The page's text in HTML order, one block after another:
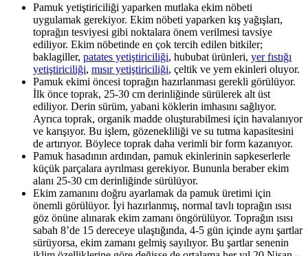
Pamuk yetiştiriciliği yaparken mutlaka ekim nöbeti
uygulamak gerekiyor. Ekim nöbeti yaparken kış yağışları,
toprağın tesviyesi gibi noktalara önem verilmesi tavsiye
ediliyor. Ekim nöbetinde en çok tercih edilen bitkiler;
baklagiller, patates yetiştiriciliği, hububat ürünleri, yer fıstığı
yetiştiriciliği, mısır yetiştiriciliği, çeltik ve yem ekinleri oluyor.
Pamuk ekimi öncesi toprağın hazırlanması gerekli görülüyor.
İlk önce toprak, 25-30 cm derinliğinde sürülerek alt üst
ediliyor. Derin sürüm, yabani köklerin imhasını sağlıyor.
Ayrıca toprak, organik madde oluşturabilmesi için havalanıyor
ve karışıyor. Bu işlem, gözenekliliği ve su tutma kapasitesini
de artırıyor. Böylece toprak daha verimli bir form kazanıyor.
Pamuk hasadının ardından, pamuk ekinlerinin sapkeserlerle
küçük parçalara ayrılması gerekiyor. Bununla beraber ekim
alanı 25-30 cm derinliğinde sürülüyor.
Ekim zamanını doğru ayarlamak da pamuk üretimi için
önemli görülüyor. İyi hazırlanmış, normal tavlı toprağın ısısı
göz önüne alınarak ekim zamanı öngörülüyor. Toprağın ısısı
sabah 8’de 15 dereceye ulaştığında, 4-5 gün içinde aynı şartlar
sürüyorsa, ekim zamanı gelmiş sayılıyor. Bu şartlar senenin